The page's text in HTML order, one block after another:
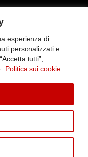
esperienza di
personalizzati e
tutti”,
Politica sui cookie
-
by